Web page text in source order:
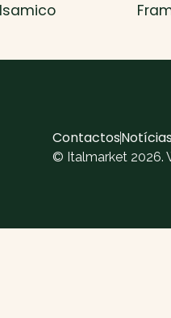
ContactosNotícias
© Italmarket 2026.